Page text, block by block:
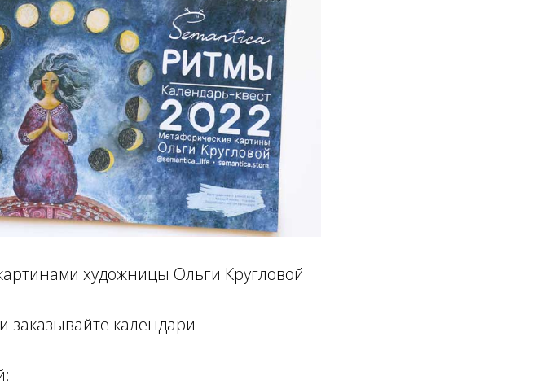
художницы Ольги Кругловой
и заказывайте календари